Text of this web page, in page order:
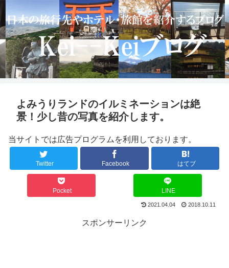
よみうりランドのイルミネーションは絶
景！少し昔の写真を紹介します。
当サイトでは広告プログラムを利用しております。
Twitter Facebook はてブ
Pocket LINE
2021.04.04 2018.10.11
スポンサーリンク